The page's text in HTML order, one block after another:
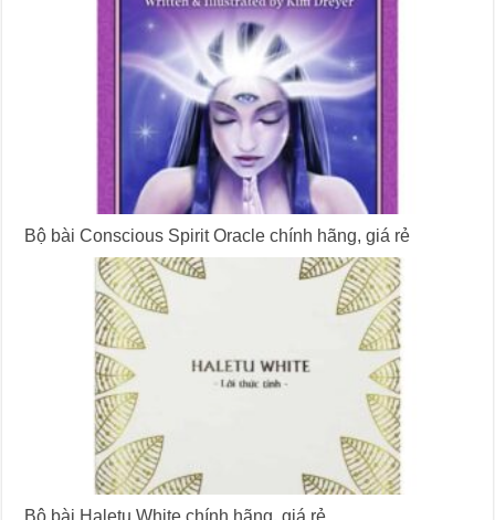
Bộ bài Conscious Spirit Oracle chính hãng, giá rẻ
Bộ bài Haletu White chính hãng, giá rẻ